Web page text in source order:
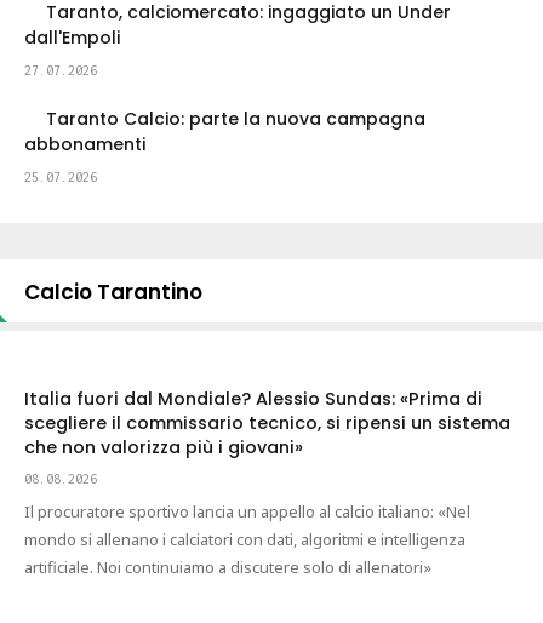
Taranto, calciomercato: ingaggiato un Under
dall'Empoli
27.07.2026
Taranto Calcio: parte la nuova campagna
abbonamenti
25.07.2026
Calcio Tarantino
Italia fuori dal Mondiale? Alessio Sundas: «Prima di
scegliere il commissario tecnico, si ripensi un sistema
che non valorizza più i giovani»
08.08.2026
Il procuratore sportivo lancia un appello al calcio italiano: «Nel
mondo si allenano i calciatori con dati, algoritmi e intelligenza
artificiale. Noi continuiamo a discutere solo di allenatori»